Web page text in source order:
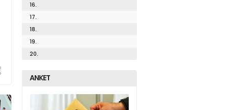
16.
17.
18.
19.
20.
ANKET